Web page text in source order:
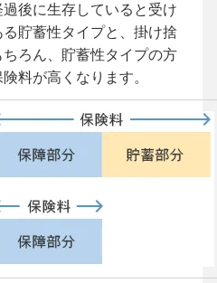
後に生存していると受け
貯蓄性タイプと、掛け捨
ろん、貯蓄性タイプの方
料が高くなります。